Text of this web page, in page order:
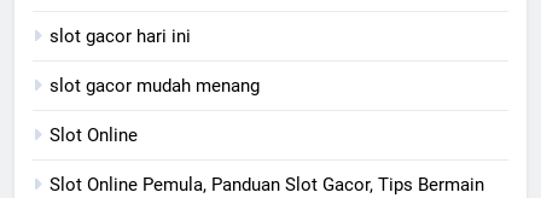
slot gacor hari ini
slot gacor mudah menang
Slot Online
Slot Online Pemula, Panduan Slot Gacor, Tips Bermain